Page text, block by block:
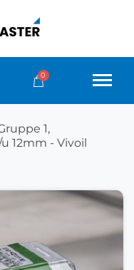
1,
12mm - Vivoil